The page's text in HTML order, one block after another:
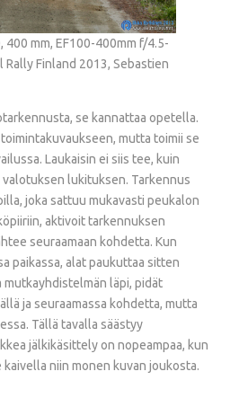
400 mm, EF100-400mm f/4.5-
Rally Finland 2013, Sebastien
se kannattaa opetella.
mutta toimii se
Laukaisin ei siis tee, kuin
valotuksen lukituksen. Tarkennus
joka sattuu mukavasti peukalon
aktivoit tarkennuksen
seuraamaan kohdetta. Kun
paikassa, alat paukuttaa sitten
mutkayhdistelmän läpi, pidät
ja seuraamassa kohdetta, mutta
Tällä tavalla säästyy
jälkikäsittely on nopeampaa, kun
niin monen kuvan joukosta.